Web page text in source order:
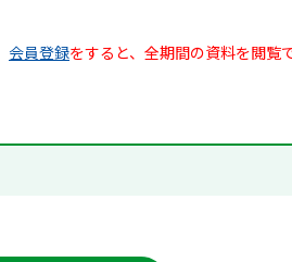
会員登録をすると、全期間の資料を閲覧